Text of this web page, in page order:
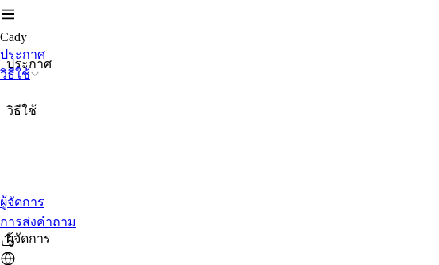
Cady
ประกาศ
วิธีใช้
ผู้จัดการ
การส่งคำถาม
ประกาศ
วิธีใช้
ผู้จัดการ